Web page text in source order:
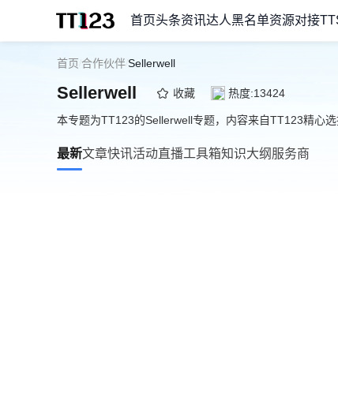
首页头条资讯达人黑名单资源对接
首页 合作伙伴Sellerwell
Sellerwell 收藏 热度:13424
本专题为TT123的Sellerwell专题，内容来自TT123精心
最新文章快讯活动直播工具箱知识大纲 服务商